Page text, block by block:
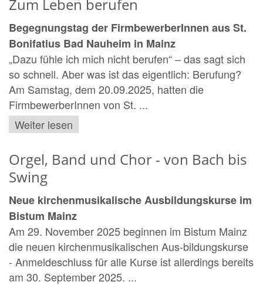
Zum Leben berufen
Begegnungstag der FirmbewerberInnen aus St.
Bonifatius Bad Nauheim in Mainz
„Dazu fühle ich mich nicht berufen“ – das sagt sich
so schnell. Aber was ist das eigentlich: Berufung?
Am Samstag, dem 20.09.2025, hatten die
FirmbewerberInnen von St. ...
Weiter lesen
Orgel, Band und Chor - von Bach bis
Swing
Neue kirchenmusikalische Ausbildungskurse im
Bistum Mainz
Am 29. November 2025 beginnen im Bistum Mainz
die neuen kirchenmusikalischen Aus-bildungskurse
- Anmeldeschluss für alle Kurse ist allerdings bereits
am 30. September 2025. ...